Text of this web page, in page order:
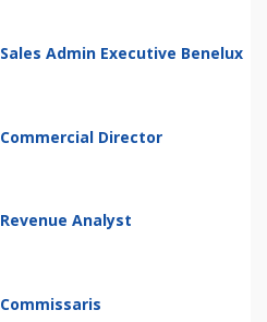
Sales Admin Executive Benelux
Commercial Director
Revenue Analyst
Commissaris